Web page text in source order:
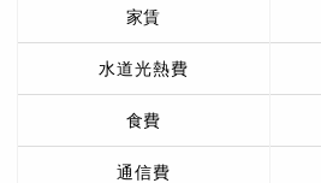
家賃
水道光熱費
食費
通信費